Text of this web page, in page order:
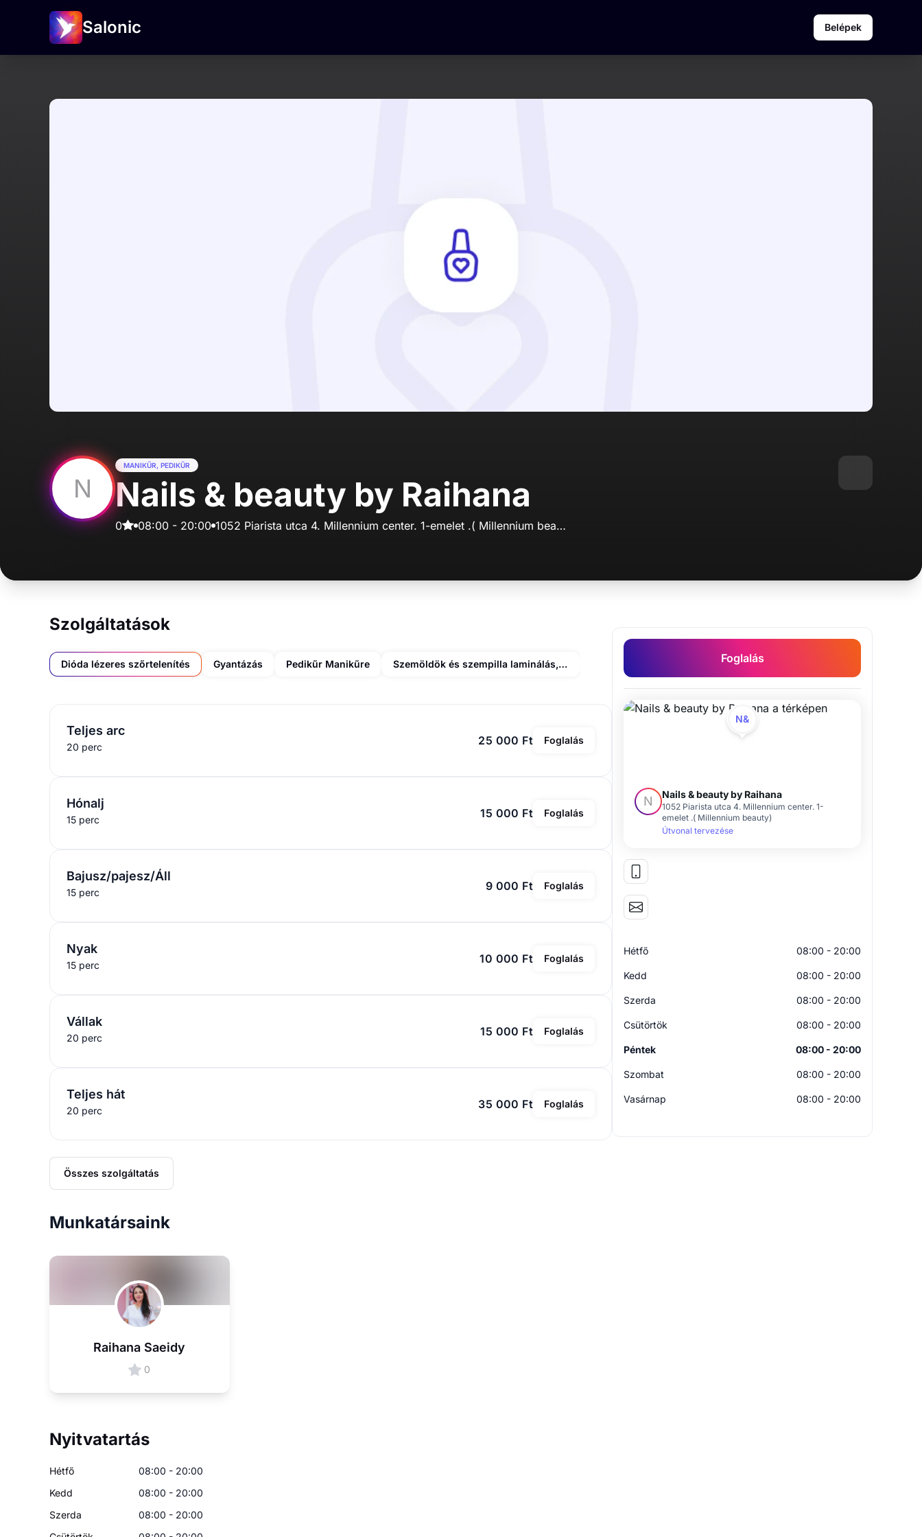
Salonic Belépek
N
MANIKŰR, PEDIKŰR
Nails & beauty by Raihana
0 08:00- 20:00 1052 Piarista utca 4. Millennium center. 1-emelet .( Millennium beauty)
Szolgáltatások
Dióda lézeres szőrtelenítés Gyantázás Pedikűr Manikűre Szemöldök és szempilla laminálás, lifting
Teljes arc
20 perc 25 000 Ft Foglalás
Hónalj
15 perc 15 000 Ft Foglalás
Bajusz/pajesz/Áll
15 perc 9 000 Ft Foglalás
Nyak
15 perc 10 000 Ft Foglalás
Vállak
20 perc 15 000 Ft Foglalás
Teljes hát
20 perc 35 000 Ft Foglalás
Összes szolgáltatás
Munkatársaink
Raihana Saeidy
0
Nyitvatartás
Hétfő
08:00 - 20:00
Kedd
08:00 - 20:00
Szerda
08:00 - 20:00
Foglalás
N&
N Nails & beauty by Raihana
1052 Piarista utca 4. Millennium center. 1-
emelet .( Millennium beauty)
Útvonal tervezése
Hétfő 08:00 - 20:00
Kedd 08:00 - 20:00
Szerda 08:00 - 20:00
Csütörtök 08:00 - 20:00
Péntek 08:00 - 20:00
Szombat 08:00 - 20:00
Vasárnap 08:00 - 20:00